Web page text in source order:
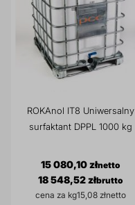
ROKAnol IT8 Uniwersalny
surfaktant DPPL 1000 kg
18 548,52 zł
15 080,10 zł
cena za kg15,08 zł